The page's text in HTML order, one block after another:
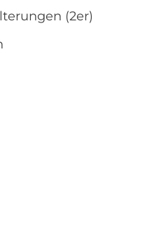
(2er)